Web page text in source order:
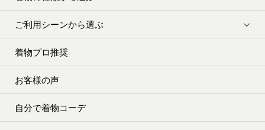
ご利用シーンから選ぶ
着物プロ推奨
お客様の声
自分で着物コーデ